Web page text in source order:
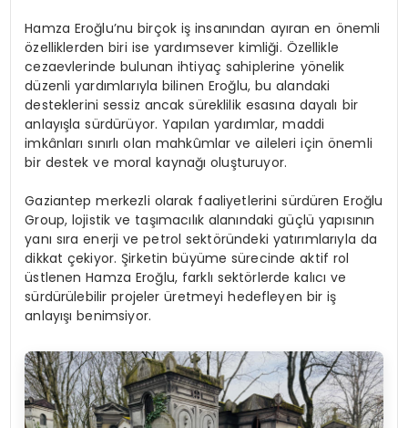
Hamza Eroğlu’nu birçok iş insanından ayıran en önemli
özelliklerden biri ise yardımsever kimliği. Özellikle
cezaevlerinde bulunan ihtiyaç sahiplerine yönelik
düzenli yardımlarıyla bilinen Eroğlu, bu alandaki
desteklerini sessiz ancak süreklilik esasına dayalı bir
anlayışla sürdürüyor. Yapılan yardımlar, maddi
imkânları sınırlı olan mahkûmlar ve aileleri için önemli
bir destek ve moral kaynağı oluşturuyor.
Gaziantep merkezli olarak faaliyetlerini sürdüren Eroğlu
Group, lojistik ve taşımacılık alanındaki güçlü yapısının
yanı sıra enerji ve petrol sektöründeki yatırımlarıyla da
dikkat çekiyor. Şirketin büyüme sürecinde aktif rol
üstlenen Hamza Eroğlu, farklı sektörlerde kalıcı ve
sürdürülebilir projeler üretmeyi hedefleyen bir iş
anlayışı benimsiyor.